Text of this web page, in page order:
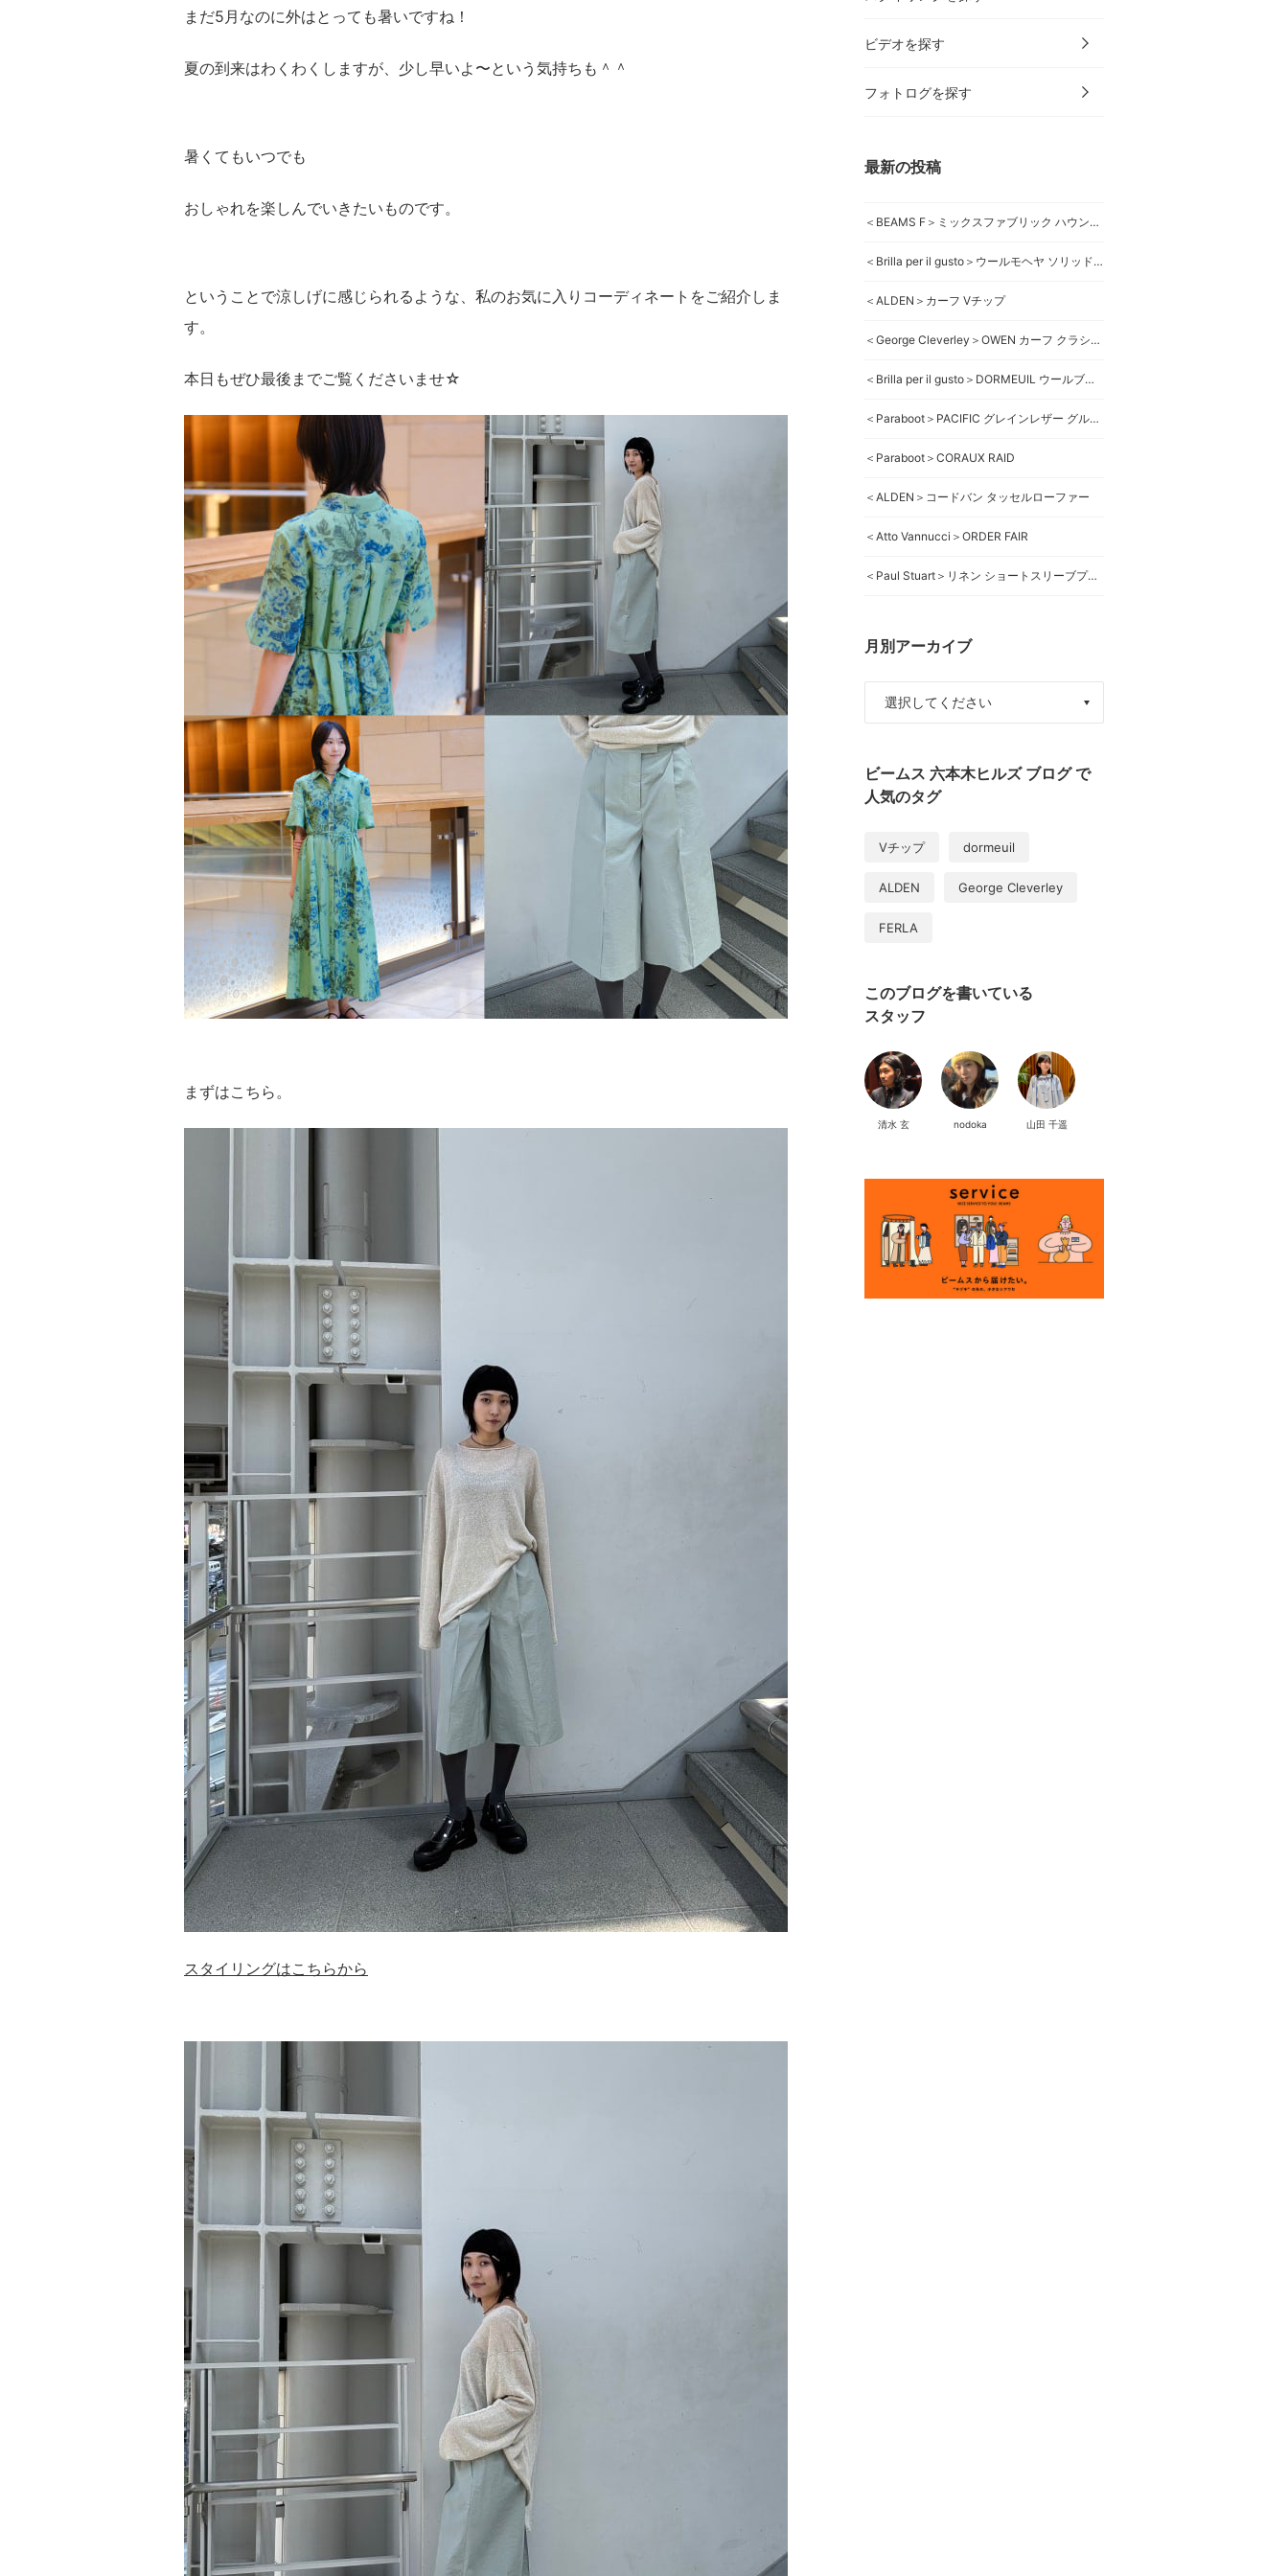
まだ5月なのに外はとっても暑いですね！
夏の到来はわくわくしますが、少し早いよ〜という気持ちも＾＾
暑くてもいつでも
おしゃれを楽しんでいきたいものです。
ということで涼しげに感じられるような、私のお気に入りコーディネートをご紹介しま
す。
本日もぜひ最後までご覧くださいませ☆
まずはこちら。
スタイリングはこちらから
ビデオを探す
フォトログを探す
最新の投稿
＜BEAMS F＞ミックスファブリック ハウンドトゥースジャケット
＜Brilla per il gusto＞ウールモヘヤ ソリッドスーツ
＜ALDEN＞カーフ Vチップ
＜George Cleverley＞OWEN カーフ クラシックローファー
＜Brilla per il gusto＞DORMEUIL ウールブラウンスーツ
＜Paraboot＞PACIFIC グレインレザー グルカサンダル
＜Paraboot＞CORAUX RAID
＜ALDEN＞コードバン タッセルローファー
＜Atto Vannucci＞ORDER FAIR
＜Paul Stuart＞リネン ショートスリーブプルオーバーシャツ
月別アーカイブ
ビームス 六本木ヒルズ ブログ で
人気のタグ
Vチップ dormeuil
ALDEN George Cleverley
FERLA
このブログを書いている
スタッフ
清水 玄 nodoka 山田 千遥